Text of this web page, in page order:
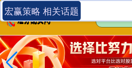
宏赢策略 相关话题